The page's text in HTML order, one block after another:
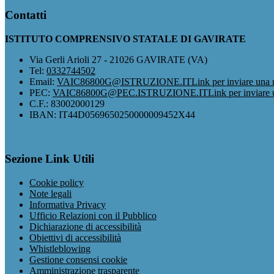
Contatti
ISTITUTO COMPRENSIVO STATALE DI GAVIRATE
Via Gerli Arioli 27 - 21026 GAVIRATE (VA)
Tel: 0332744502
Email: VAIC86800G@ISTRUZIONE.ITLink per inviare una
PEC: VAIC86800G@PEC.ISTRUZIONE.ITLink per inviare
C.F.: 83002000129
IBAN: IT44D0569650250000009452X44
Sezione Link Utili
Cookie policy
Note legali
Informativa Privacy
Ufficio Relazioni con il Pubblico
Dichiarazione di accessibilità
Obiettivi di accessibilità
Whistleblowing
Gestione consensi cookie
Amministrazione trasparente